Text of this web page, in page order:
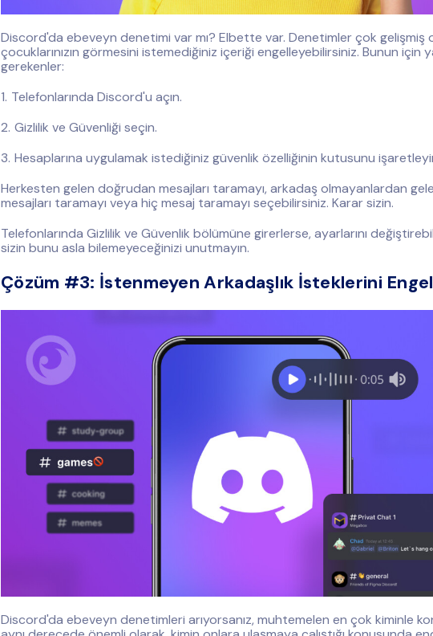
Discord'da ebeveyn denetimi var mı? Elbette var. Denetimler çok gelişmiş
çocuklarınızın görmesini istemediğiniz içeriği engelleyebilirsiniz. Bunun için
gerekenler:
Telefonlarında Discord'u açın.
Gizlilik ve Güvenliği seçin.
Hesaplarına uygulamak istediğiniz güvenlik özelliğinin kutusunu
Herkesten gelen doğrudan mesajları taramayı, arkadaş olmayanlardan
mesajları taramayı veya hiç mesaj taramayı seçebilirsiniz. Karar sizin.
Telefonlarında Gizlilik ve Güvenlik bölümüne girerlerse, ayarlarını
sizin bunu asla bilemeyeceğinizi unutmayın.
Çözüm #3: İstenmeyen Arkadaşlık İsteklerini
Discord'da ebeveyn denetimleri arıyorsanız, muhtemelen en çok kiminle